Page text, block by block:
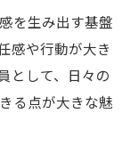
的なステップ
集の現場
アアップのコ
を生み出す基盤
感や行動が大き
として、日々の
る点が大きな魅